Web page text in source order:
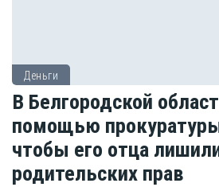
Деньги
В Белгородской
помощью
чтобы его отца
родительских прав